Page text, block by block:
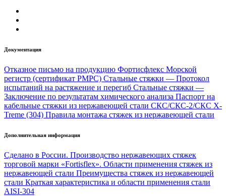
Документация
Отказное письмо на продукцию Фортисфлекс Морской
регистр (сертификат РМРС) Стальные стяжки — Протокол
испытаний на растяжение и перегиб Стальные стяжки —
Заключение по результатам химического анализа Паспорт на
кабельные стяжки из нержавеющей стали СКС/СКС-2/СКС X-
Treme (304) Правила монтажа стяжек из нержавеющей стали
Дополнительная информация
Сделано в России. Производство нержавеющих стяжек
торговой марки «Fortisflex». Области применения стяжек из
нержавеющей стали Преимущества стяжек из нержавеющей
стали Краткая характеристика и области применения стали
AISI-304